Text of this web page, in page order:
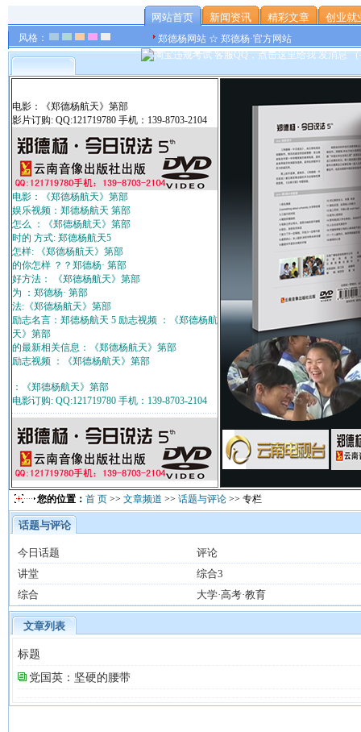
风格：
网站首页 新闻资讯 精彩文章 创业就
郑德杨网站 ☆ 郑德杨·官方网站
电影：《郑德杨航天》第部
影片订购: QQ:121719780 手机：139-8703-2104
电影：《郑德杨航天》第部
娱乐视频：郑德杨航天 第部
怎么 ：《郑德杨航天》第部
时的 方式: 郑德杨航天5
怎样: 《郑德杨航天》第部
的你怎样 ？？郑德杨· 第部
好方法： 《郑德杨航天》第部
为 ：郑德杨· 第部
法:《郑德杨航天》第部
励志名言：郑德杨航天 5 励志视频 ：《郑德杨航
天》第部
的最新相关信息：《郑德杨航天》第部
励志视频 ：《郑德杨航天》第部
：《郑德杨航天》第部
电影订购: QQ:121719780 手机：139-8703-2104
您的位置： 首 页 >> 文章频道 >> 话题与评论 >> 专栏
话题与评论
今日话题
评论
讲堂
综合3
综合
大学·高考·教育
文章列表
标题
党国英：坚硬的腰带